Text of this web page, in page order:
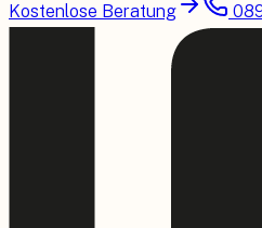
Kostenlose Beratung